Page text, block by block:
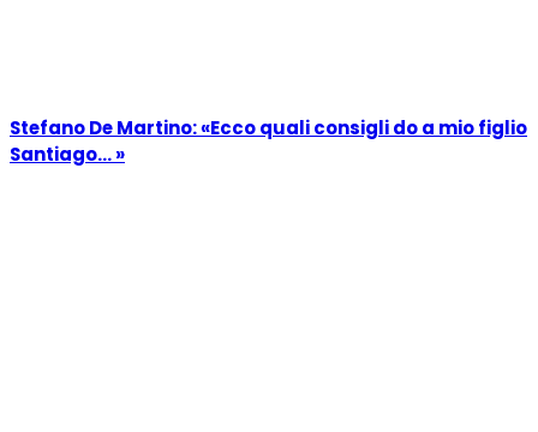
Stefano De Martino: «Ecco quali consigli do a mio figlio
Santiago… »